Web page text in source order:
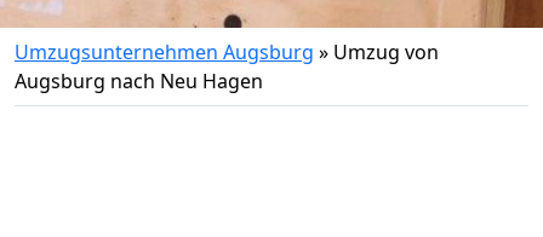
Umzugsunternehmen Augsburg » Umzug von
Augsburg nach Neu Hagen